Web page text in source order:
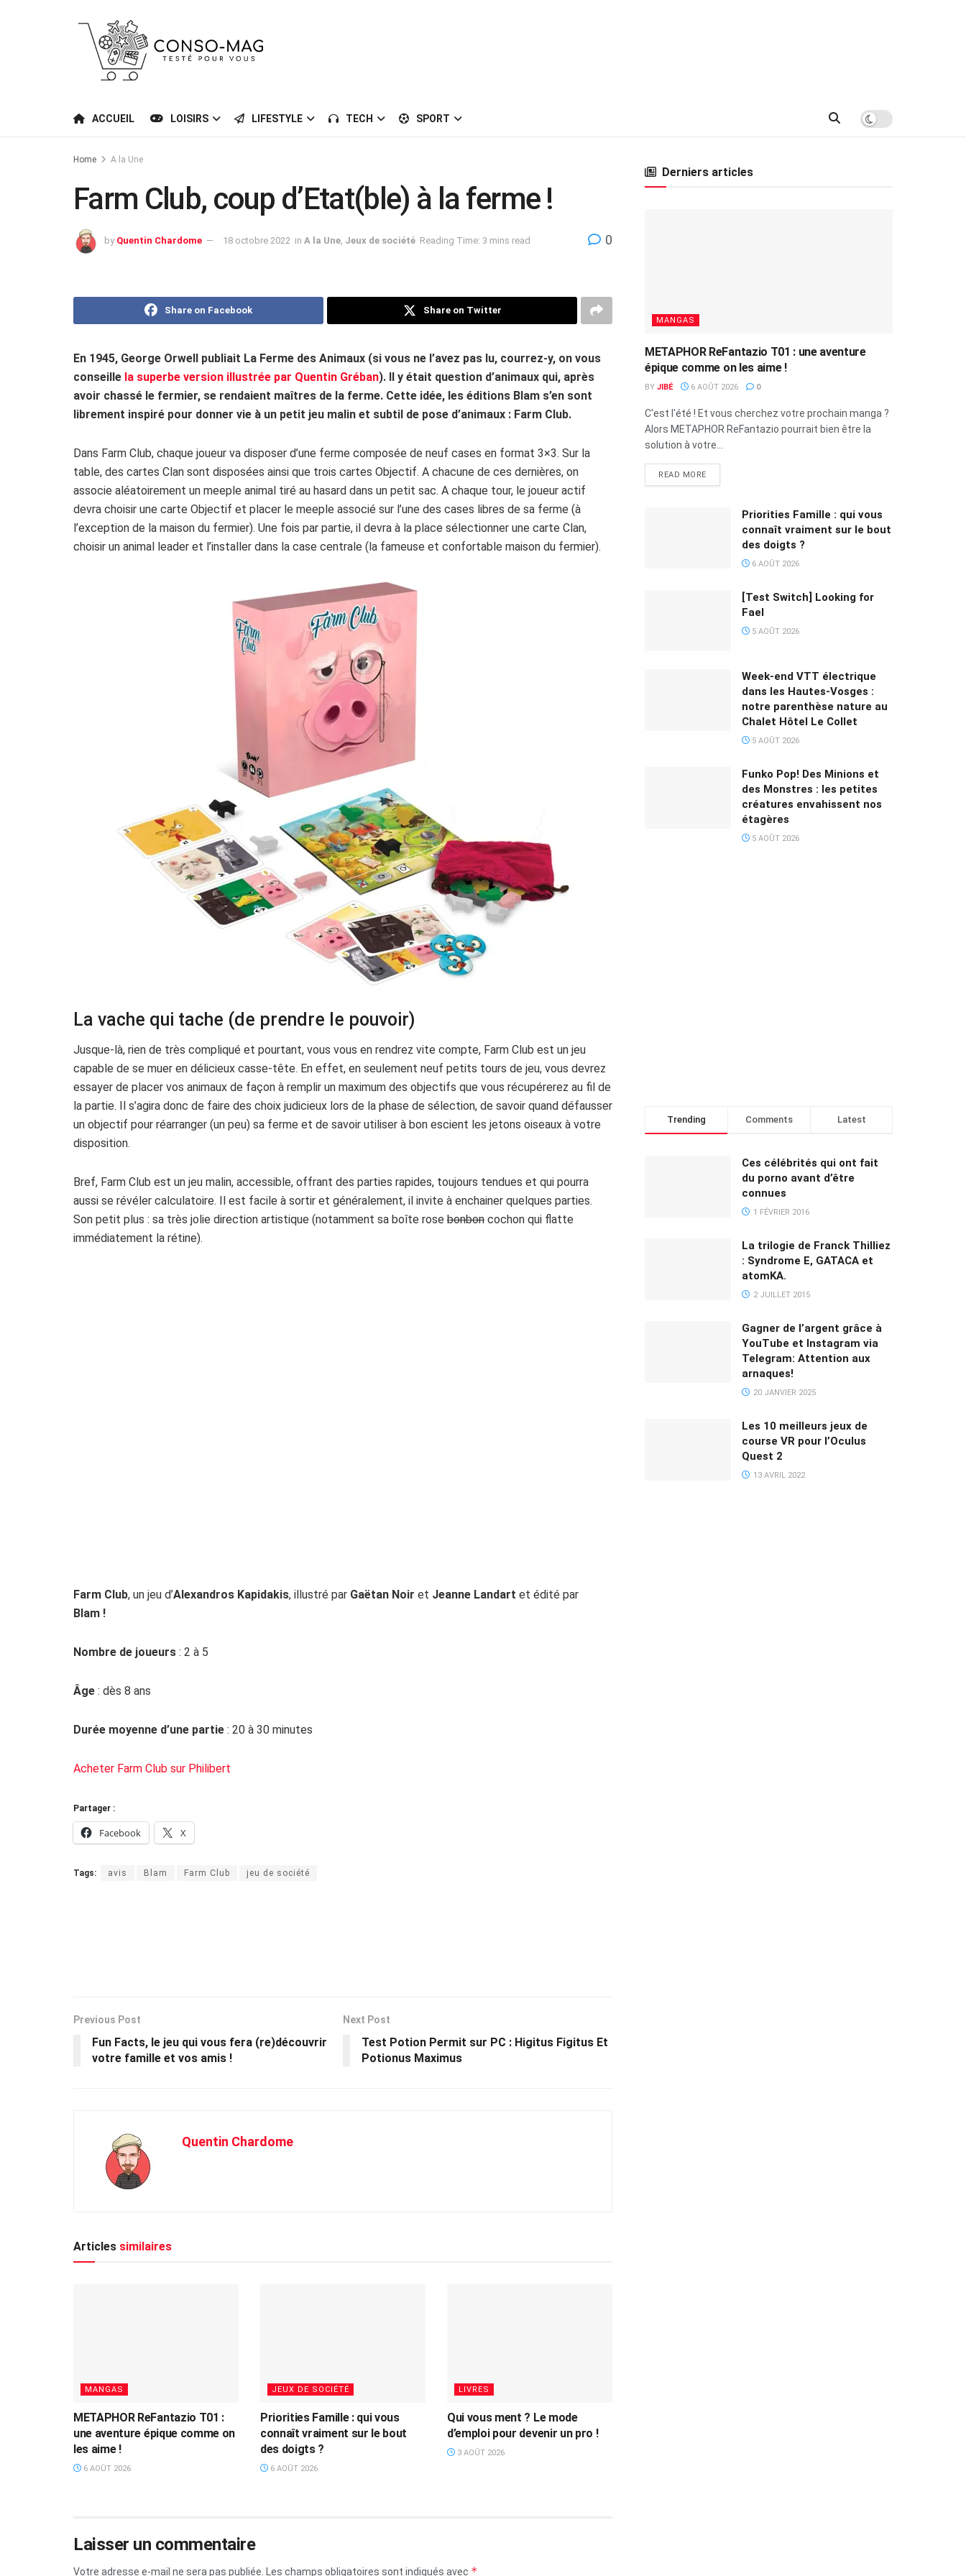
ACCUEIL LOISIRS LIFESTYLE TECH SPORT
Home A la Une
Farm Club, coup d’Etat(ble) à la ferme !
by Quentin Chardome 18 octobre 2022 in A la Une Jeux de société Reading Time: 3 mins read 0
Share on Facebook Share on Twitter
En 1945, George Orwell publiait La Ferme des Animaux (si vous ne l’avez pas lu, courrez-y, on vous
conseille la superbe version illustrée par Quentin Gréban). Il y était question d’animaux qui, après
avoir chassé le fermier, se rendaient maîtres de la ferme. Cette idée, les éditions Blam s’en sont
librement inspiré pour donner vie à un petit jeu malin et subtil de pose d’animaux : Farm Club.
Dans Farm Club, chaque joueur va disposer d’une ferme composée de neuf cases en format 3×3. Sur la
table, des cartes Clan sont disposées ainsi que trois cartes Objectif. A chacune de ces dernières, on
associe aléatoirement un meeple animal tiré au hasard dans un petit sac. A chaque tour, le joueur actif
devra choisir une carte Objectif et placer le meeple associé sur l’une des cases libres de sa ferme (à
l’exception de la maison du fermier). Une fois par partie, il devra à la place sélectionner une carte Clan,
choisir un animal leader et l’installer dans la case centrale (la fameuse et confortable maison du fermier).
La vache qui tache (de prendre le pouvoir)
Jusque-là, rien de très compliqué et pourtant, vous vous en rendrez vite compte, Farm Club est un jeu
capable de se muer en délicieux casse-tête. En effet, en seulement neuf petits tours de jeu, vous devrez
essayer de placer vos animaux de façon à remplir un maximum des objectifs que vous récupérerez au fil de
la partie. Il s’agira donc de faire des choix judicieux lors de la phase de sélection, de savoir quand défausser
un objectif pour réarranger (un peu) sa ferme et de savoir utiliser à bon escient les jetons oiseaux à votre
disposition.
Bref, Farm Club est un jeu malin, accessible, offrant des parties rapides, toujours tendues et qui pourra
aussi se révéler calculatoire. Il est facile à sortir et généralement, il invite à enchainer quelques parties.
Son petit plus : sa très jolie direction artistique (notamment sa boîte rose bonbon cochon qui flatte
immédiatement la rétine).
Farm Club, un jeu d’Alexandros Kapidakis, illustré par Gaëtan Noir et Jeanne Landart et édité par
Blam !
Nombre de joueurs : 2 à 5
Âge : dès 8 ans
Durée moyenne d’une partie : 20 à 30 minutes
Acheter Farm Club sur Philibert
Partager :
Facebook X
Tags: avis Blam Farm Club jeu de société
Previous Post
Fun Facts, le jeu qui vous fera (re)découvrir
votre famille et vos amis !
Next Post
Test Potion Permit sur PC : Higitus Figitus Et
Potionus Maximus
Quentin Chardome
Articles similaires
MANGAS
METAPHOR ReFantazio T01 :
une aventure épique comme on
les aime !
6 AOÛT 2026
JEUX DE SOCIÉTÉ
Priorities Famille : qui vous
connaît vraiment sur le bout
des doigts ?
6 AOÛT 2026
LIVRES
Qui vous ment ? Le mode
d’emploi pour devenir un pro !
3 AOÛT 2026
Laisser un commentaire
Votre adresse e-mail ne sera pas publiée. Les champs obligatoires sont indiqués avec *
Derniers articles
MANGAS
METAPHOR ReFantazio T01 : une aventure
épique comme on les aime !
BY JIBÉ 6 AOÛT 2026 0
C'est l'été ! Et vous cherchez votre prochain manga ?
Alors METAPHOR ReFantazio pourrait bien être la
solution à votre...
READ MORE
Priorities Famille : qui vous
connaît vraiment sur le bout
des doigts ?
6 AOÛT 2026
[Test Switch] Looking for
Fael
5 AOÛT 2026
Week-end VTT électrique
dans les Hautes-Vosges :
notre parenthèse nature au
Chalet Hôtel Le Collet
5 AOÛT 2026
Funko Pop! Des Minions et
des Monstres : les petites
créatures envahissent nos
étagères
5 AOÛT 2026
Trending Comments Latest
Ces célébrités qui ont fait
du porno avant d’être
connues
1 FÉVRIER 2016
La trilogie de Franck Thilliez
: Syndrome E, GATACA et
atomKA.
2 JUILLET 2015
Gagner de l’argent grâce à
YouTube et Instagram via
Telegram: Attention aux
arnaques!
20 JANVIER 2025
Les 10 meilleurs jeux de
course VR pour l’Oculus
Quest 2
13 AVRIL 2022